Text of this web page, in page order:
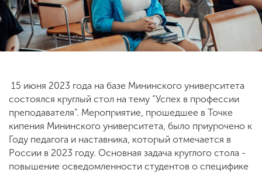
ENG SPN CHI
Приемная
комиссия
+7 (831) 262-26-20
15 июня 2023 года на базе Мининского университета
состоялся круглый стол на тему “Успех в профессии
преподавателя”. Мероприятие, прошедшее в Точке
кипения Мининского университета, было приурочено к
Году педагога и наставника, который отмечается в
России в 2023 году. Основная задача круглого стола -
повышение осведомленности студентов о специфике